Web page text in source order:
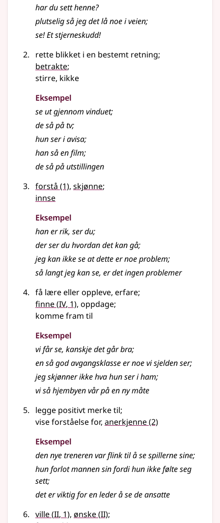
har du sett henne?
plutselig så jeg det lå noe i veien;
se! Et stjerneskudd!
rette blikket i en bestemt retning;
betrakte;
stirre, kikke
Eksempel
se ut gjennom vinduet;
de så på tv;
hun ser i avisa;
han så en film;
de så på utstillingen
forstå (1), skjønne;
innse
Eksempel
han er rik, ser du;
der ser du hvordan det kan gå;
jeg kan ikke se at dette er noe problem;
så langt jeg kan se, er det ingen problemer
få lære eller oppleve, erfare;
finne(4
IV, 1), oppdage;
komme fram til
Eksempel
vi får se, kanskje det går bra;
en så god avgangsklasse er noe vi sjelden ser;
jeg skjønner ikke hva hun ser i ham;
vi så hjembyen vår på en ny måte
legge positivt merke til;
vise forståelse for, anerkjenne(2)
Eksempel
den nye treneren var flink til å se spillerne sine;
hun forlot mannen sin fordi hun ikke følte seg
sett;
det er viktig for en leder å se de ansatte
ville(2
II, 1), ønske(2
II);